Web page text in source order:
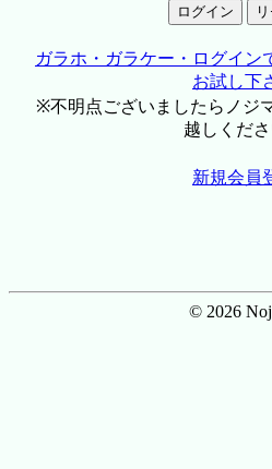
ガラホ・ガラケー・ログイン
お試し下
※不明点ございましたらノジ
越しくださ
新規会員
© 2026